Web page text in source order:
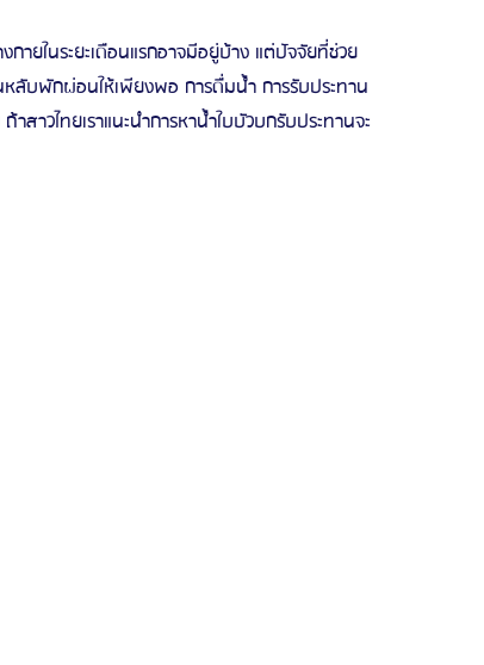
กายในระยะเดือนแรกอาจมีอยู่บ้าง แต่ปัจจัยที่ช่วย
นหลับพักผ่อนให้เพียงพอ การดื่มน้ำ การรับประทาน
สาวไทยเราแนะนำการหาน้ำใบบัวบกรับประทานจะ